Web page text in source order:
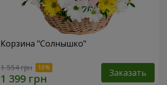
Корзина "Солнышко"
1 554 грн Заказать